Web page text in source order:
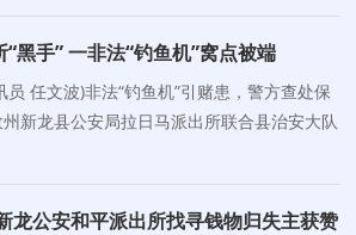
黑手” 一非法“钓鱼机”窝点被端
任文波)非法“钓鱼机”引赌患，警方查处保
新龙县公安局拉日马派出所联合县治安大队
龙公安和平派出所找寻钱物归失主获赞